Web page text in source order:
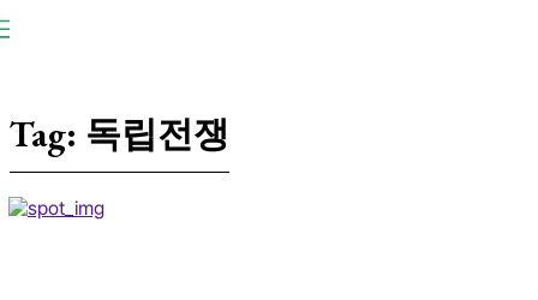
Tag: 독립전쟁